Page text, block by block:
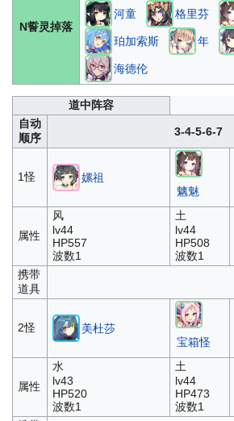
N誓灵掉落
河童 格里芬
珀加索斯 年
海德伦
道中阵容
自动
顺序
3-4-5-6-7
1怪
嫘祖
魑魅
属性
风
lv44
HP557
波数1
土
lv44
HP508
波数1
携带
道具
2怪
美杜莎
宝箱怪
属性
水
lv43
HP520
波数1
土
lv44
HP473
波数1